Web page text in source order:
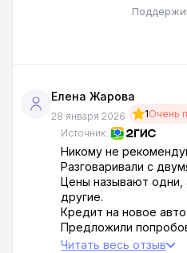
Елена Жарова
28 января 2026 1Очень
Источник:
Никому не
Разговаривали с
Цены называют одни,
другие.
Кредит на новое
Предложили
Но муж был без
Читать весь отзыв